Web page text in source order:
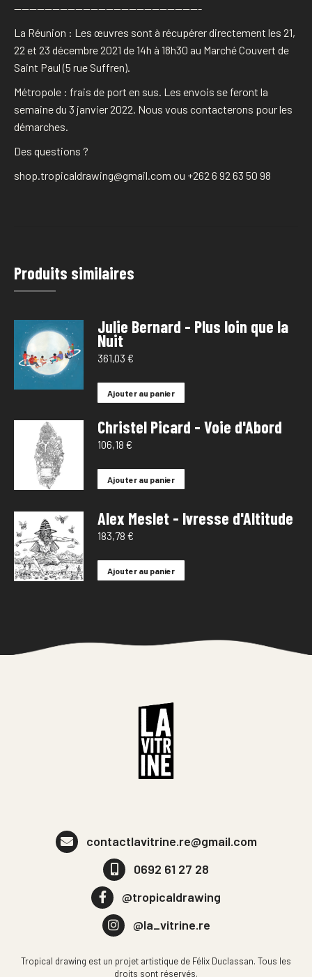
————————————————————————-
La Réunion : Les œuvres sont à récupérer directement les 21,
22 et 23 décembre 2021 de 14h à 18h30 au Marché Couvert de
Saint Paul (5 rue Suffren).
Métropole : frais de port en sus. Les envois se feront la
semaine du 3 janvier 2022. Nous vous contacterons pour les
démarches.
Des questions ?
shop.tropicaldrawing@gmail.com ou +262 6 92 63 50 98
Produits similaires
Julie Bernard - Plus loin que la
Nuit
361,03 €
Ajouter au panier
Christel Picard - Voie d'Abord
106,18 €
Ajouter au panier
Alex Meslet - Ivresse d'Altitude
183,78 €
Ajouter au panier
contactlavitrine.re@gmail.com
0692 61 27 28
@tropicaldrawing
@la_vitrine.re
Tropical drawing est un projet artistique de Félix Duclassan. Tous les
droits sont réservés.